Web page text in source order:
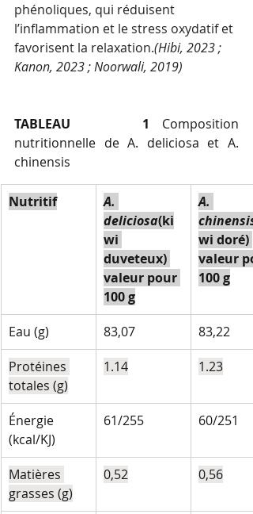
phénoliques, qui réduisent
l’inflammation et le stress oxydatif et
favorisent la relaxation.(Hibi, 2023 ;
Kanon, 2023 ; Noorwali, 2019)
TABLEAU 1 Composition
nutritionnelle de A. deliciosa et A.
chinensis
Nutritif
A.
deliciosa(ki
wi
duveteux)
valeur pour
100 g
A.
chinensis
wi doré)
valeur
100 g
Eau (g) 83,07
83,22
Protéines
totales (g)
1.14 1.23
Énergie
(kcal/KJ)
61/255 60/251
Matières
grasses (g)
0,52 0,56